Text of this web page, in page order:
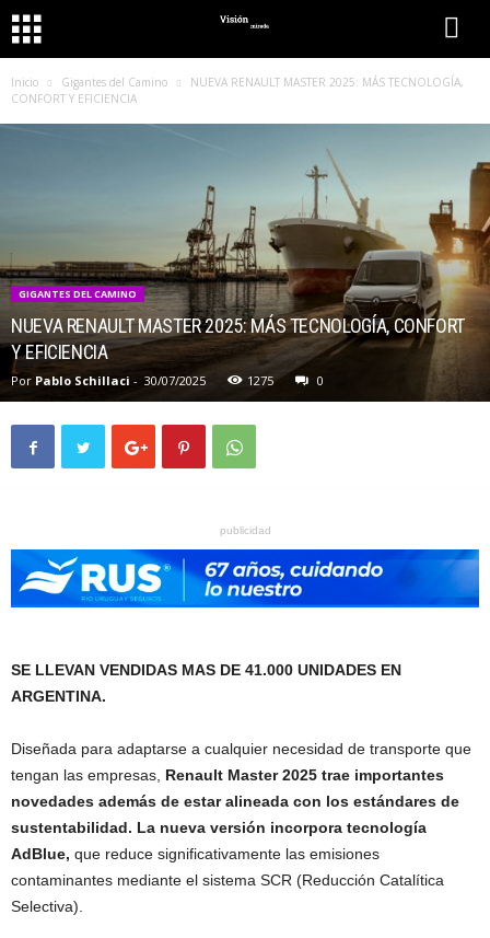
Inicio Gigantes del Camino
NUEVA RENAULT MASTER 2025: MÁS TECNOLOGÍA,
CONFORT Y EFICIENCIA
GIGANTES DEL CAMINO
NUEVA RENAULT MASTER 2025: MÁS TECNOLOGÍA, CONFORT
Y EFICIENCIA
Por Pablo Schillaci - 30/07/2025 1275 0
publicidad
SE LLEVAN VENDIDAS MAS DE 41.000 UNIDADES EN
ARGENTINA.
Diseñada para adaptarse a cualquier necesidad de transporte que
tengan las empresas, Renault Master 2025 trae importantes
novedades además de estar alineada con los estándares de
sustentabilidad. La nueva versión incorpora tecnología
AdBlue, que reduce significativamente las emisiones
contaminantes mediante el sistema SCR (Reducción Catalítica
Selectiva).